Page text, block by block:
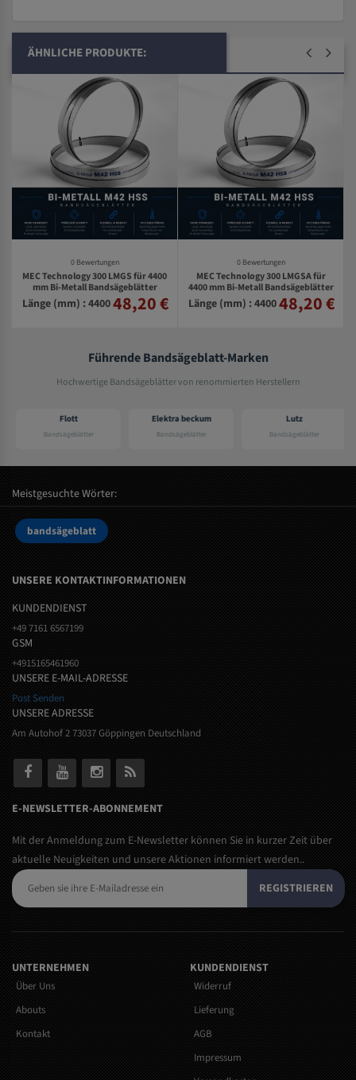
ÄHNLICHE PRODUKTE:
0 Bewertungen
MEC Technology 300 LMGS für 4400
mm Bi-Metall Bandsägeblätter
Länge (mm) : 440048,20 €
0 Bewertungen
MEC Technology 300 LMGSA für
4400 mm Bi-Metall Bandsägeblätter
Länge (mm) : 440048,20 €
Führende Bandsägeblatt-Marken
Hochwertige Bandsägeblätter von renommierten Herstellern
Flott
Bandsägeblätter
Elektra beckum
Bandsägeblätter
Lutz
Bandsägeblätter
Meistgesuchte Wörter:
bandsägeblatt
UNSERE KONTAKTINFORMATIONEN
KUNDENDIENST
+49 7161 6567199
GSM
+4915165461960
UNSERE E-MAIL-ADRESSE
Post Senden
UNSERE ADRESSE
Am Autohof 2 73037 Göppingen Deutschland
E-NEWSLETTER-ABONNEMENT
Mit der Anmeldung zum E-Newsletter können Sie in kurzer Zeit über
aktuelle Neuigkeiten und unsere Aktionen informiert werden..
REGISTRIEREN
UNTERNEHMEN
Über Uns
Abouts
Kontakt
KUNDENDIENST
Widerruf
Lieferung
AGB
Impressum